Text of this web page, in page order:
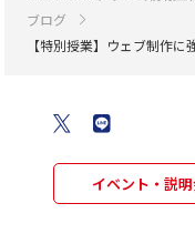
ブログ
【特別授業】ウェブ制作
イベント・説